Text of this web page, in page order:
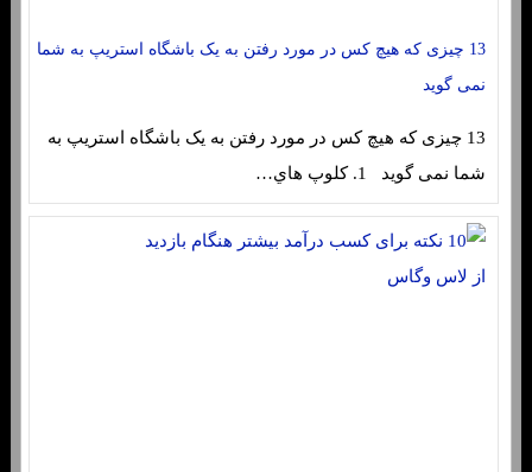
13 چیزی که هیچ کس در مورد رفتن به یک باشگاه استریپ به شما
نمی گوید
13 چیزی که هیچ کس در مورد رفتن به یک باشگاه استریپ به
شما نمی گوید 1. کلوپ هاي‌…